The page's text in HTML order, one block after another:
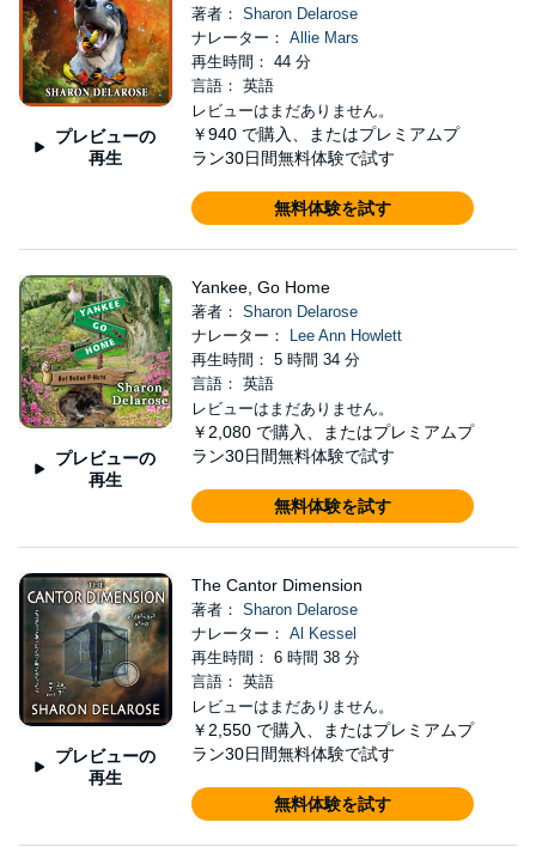
プレビューの
再生
著者： Sharon Delarose
ナレーター： Allie Mars
再生時間： 44 分
言語： 英語
レビューはまだありません。
￥940 で購入、またはプレミアムプ
ラン30日間無料体験で試す
無料体験を試す
プレビューの
再生
Yankee, Go Home
著者： Sharon Delarose
ナレーター：
Lee Ann Howlett
再生時間： 5 時間 34 分
言語： 英語
レビューはまだありません。
￥2,080 で購入、またはプレミアムプ
ラン30日間無料体験で試す
無料体験を試す
プレビューの
再生
The Cantor Dimension
著者： Sharon Delarose
ナレーター： Al Kessel
再生時間： 6 時間 38 分
言語： 英語
レビューはまだありません。
￥2,550 で購入、またはプレミアムプ
ラン30日間無料体験で試す
無料体験を試す